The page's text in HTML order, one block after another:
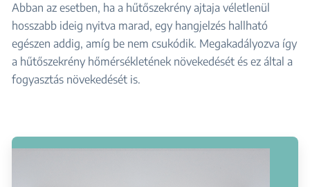
Abban az esetben, ha a hűtőszekrény ajtaja véletlenül
hosszabb ideig nyitva marad, egy hangjelzés hallható
egészen addig, amíg be nem csukódik. Megakadályozva így
a hűtőszekrény hőmérsékletének növekedését és ez által a
fogyasztás növekedését is.